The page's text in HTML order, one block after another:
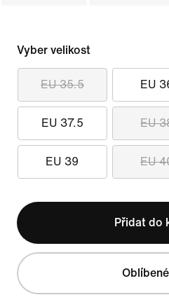
Vyber velikost
EU 35.5 EU
EU 37.5 EU
EU 39 EU
Přidat do
Oblíbené